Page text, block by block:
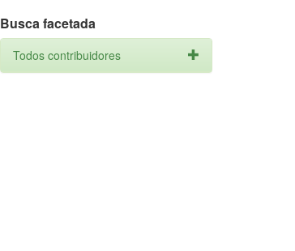
Busca facetada
Todos contribuidores